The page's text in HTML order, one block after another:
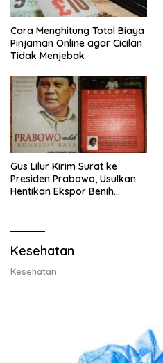
Cara Menghitung Total Biaya
Pinjaman Online agar Cicilan
Tidak Menjebak
Gus Lilur Kirim Surat ke
Presiden Prabowo, Usulkan
Hentikan Ekspor Benih
Kesehatan
Kesehatan